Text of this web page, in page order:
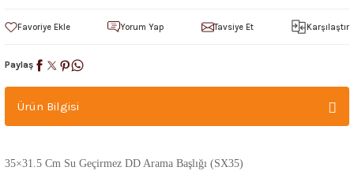
Yorum Yap Tavsiye Et Karşılaştır
Paylaş
Ürün Bilgisi
35×31.5 Cm Su Geçirmez DD Arama Başlığı (SX35)